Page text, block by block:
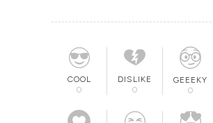
COOL
0
DISLIKE
0
GEEEKY
0